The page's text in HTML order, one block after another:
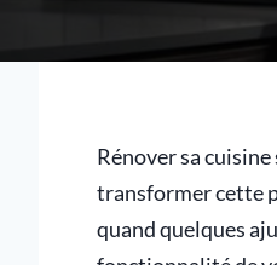
Rénover sa cuisine
transformer cette
quand quelques